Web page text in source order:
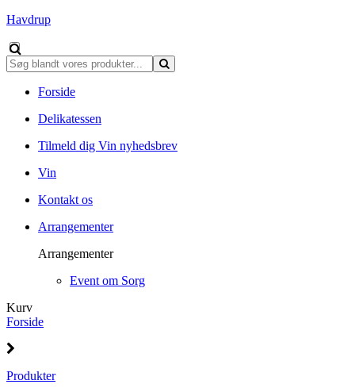
Havdrup
Forside
Delikatessen
Tilmeld dig Vin nyhedsbrev
Vin
Kontakt os
Arrangementer
Arrangementer
Event om Sorg
Kurv
Forside
Produkter